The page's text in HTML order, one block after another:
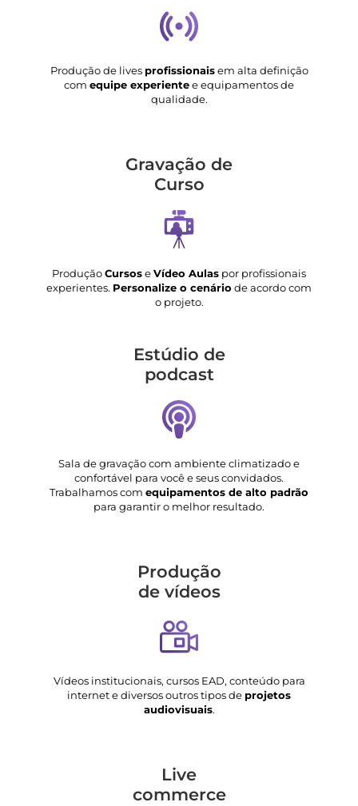
Produção de lives profissionaisem alta definição
com equipe experientee equipamentos de
qualidade.
Gravação de
Curso
ProduçãoCursoseVídeo Aulas por profissionais
experientes. Personalize o cenário de acordo com
o projeto.
Estúdio de
podcast
Sala de gravação com ambiente climatizado e
confortável para você e seus convidados.
Trabalhamos com equipamentos de alto padrão
para garantir o melhor resultado.
Produção
de vídeos
Vídeos institucionais, cursos EAD, conteúdo para
internet e diversos outros tipos de projetos
audiovisuais.
Live
commerce